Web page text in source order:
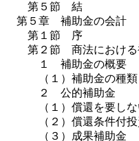
第５節 結
第５章 補助金の会計
第１節 序
第２節 商法における
１ 補助金の概要
（１）補助金の種類
２ 公的補助金
（１）償還を要しな
（２）償還条件付投
（３）成果補助金